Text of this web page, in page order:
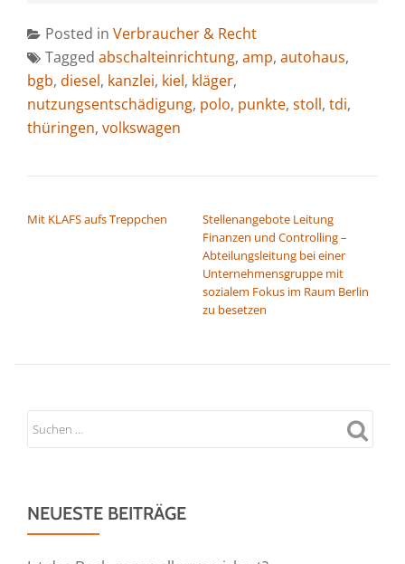
Posted in Verbraucher & Recht
Tagged abschalteinrichtung, amp, autohaus,
bgb, diesel, kanzlei, kiel, kläger,
nutzungsentschädigung, polo, punkte, stoll, tdi,
thüringen, volkswagen
Mit KLAFS aufs Treppchen
Stellenangebote Leitung
Finanzen und Controlling –
Abteilungsleitung bei einer
Unternehmensgruppe mit
sozialem Fokus im Raum Berlin
zu besetzen
NEUESTE BEITRÄGE